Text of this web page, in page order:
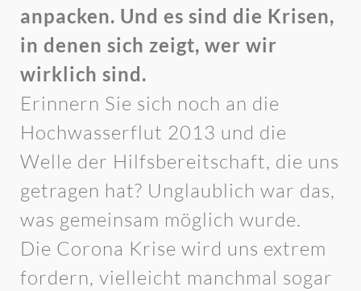
anpacken. Und es sind die Krisen,
in denen sich zeigt, wer wir
wirklich sind.
Erinnern Sie sich noch an die
Hochwasserflut 2013 und die
Welle der Hilfsbereitschaft, die uns
getragen hat? Unglaublich war das,
was gemeinsam möglich wurde.
Die Corona Krise wird uns extrem
fordern, vielleicht manchmal sogar